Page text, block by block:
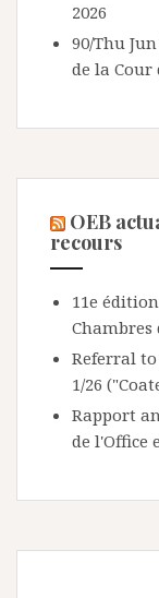
2026
90/Thu
de la Cour
OEB
recours
11e
Chambres
Referral
1/26
Rapport
de l'Office